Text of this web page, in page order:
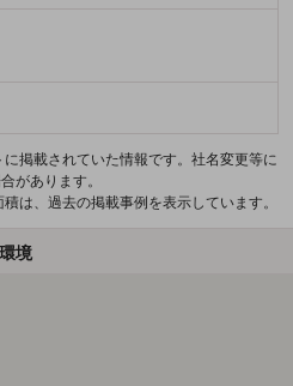
掲載されていた情報です。社名変更等に
があります。
は、過去の掲載事例を表示しています。
境